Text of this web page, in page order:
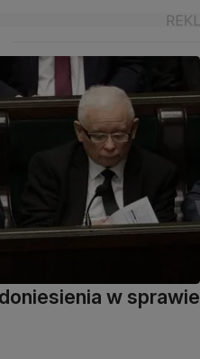
w sprawie